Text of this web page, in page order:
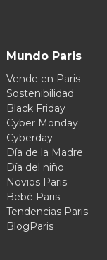
Mundo Paris
Vende en Paris
Sostenibilidad
Black Friday
Cyber Monday
Cyberday
Día de la Madre
Día del niño
Novios Paris
Bebé Paris
Tendencias Paris
BlogParis